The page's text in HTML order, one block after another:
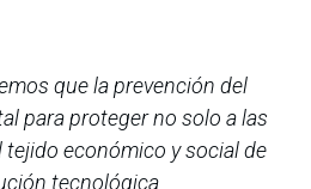
que la prevención del
para proteger no solo a las
económico y social de
tecnológica